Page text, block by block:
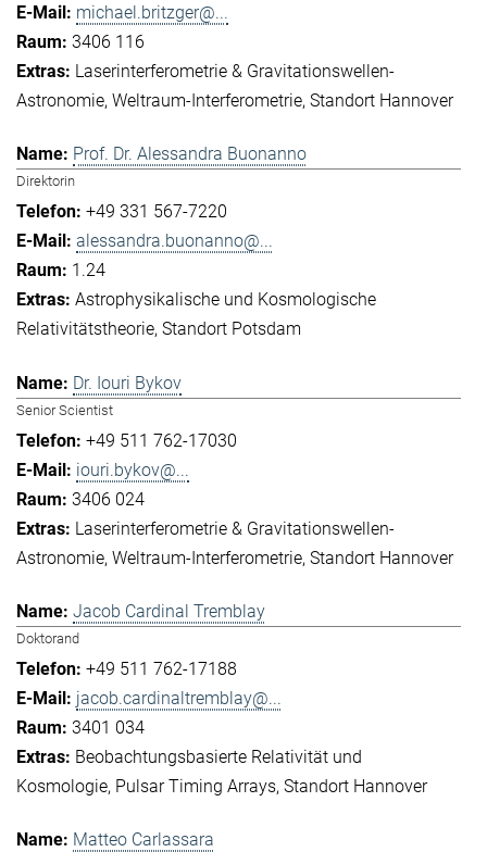
michael.britzger@...
3406 116
Laserinterferometrie & Gravitationswellen-
Astronomie Weltraum-Interferometrie Standort Hannover
Prof. Dr. Alessandra Buonanno
Direktorin
+49 331 567-7220
alessandra.buonanno@...
1.24
Astrophysikalische und Kosmologische
Relativitätstheorie Standort Potsdam
Dr. Iouri Bykov
Senior Scientist
+49 511 762-17030
iouri.bykov@...
3406 024
Laserinterferometrie & Gravitationswellen-
Astronomie Weltraum-Interferometrie Standort Hannover
Jacob Cardinal Tremblay
Doktorand
+49 511 762-17188
jacob.cardinaltremblay@...
3401 034
Beobachtungsbasierte Relativität und
Kosmologie Pulsar Timing Arrays Standort Hannover
Matteo Carlassara